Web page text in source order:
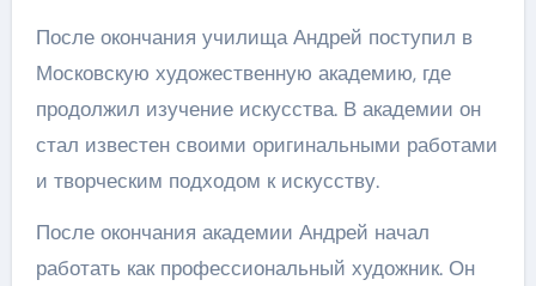
После окончания училища Андрей поступил в
Московскую художественную академию, где
продолжил изучение искусства. В академии он
стал известен своими оригинальными работами
и творческим подходом к искусству.
После окончания академии Андрей начал
работать как профессиональный художник. Он